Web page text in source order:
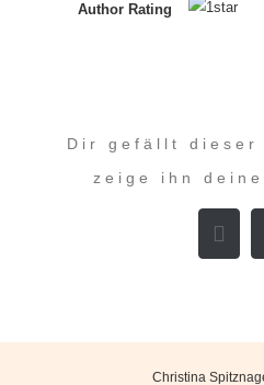
Author Rating
Dir gefällt dieser
zeige ihn
Christina